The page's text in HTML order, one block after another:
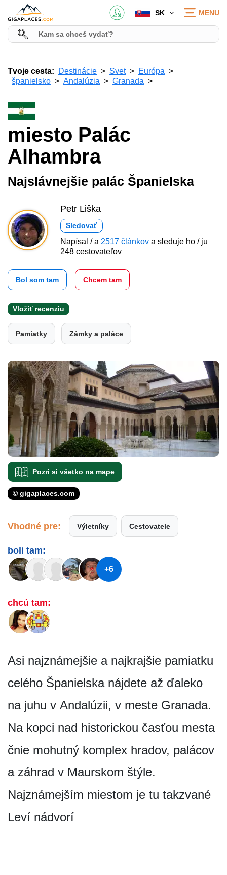
SK MENU
Tvoje cesta: Destinácie Svet
Európa
španielsko
Andalúzia Granada
miesto Palác
Alhambra
Najslávnejšie palác Španielska
Petr Liška
Sledovať
Napísal / a 2517 článkov a sleduje ho / ju
248 cestovateľov
Bol som tam Chcem tam
Vložiť recenziu
Pamiatky Zámky a paláce
Pozri si všetko na mape
© gigaplaces.com
Vhodné pre: Výletníky Cestovatele
boli tam:
+6
chcú tam:
Asi najznámejšie a najkrajšie pamiatku
celého Španielska nájdete až ďaleko
na juhu v Andalúzii, v meste Granada.
Na kopci nad historickou časťou mesta
čnie mohutný komplex hradov, palácov
a záhrad v Maurskom štýle.
Najznámejším miestom je tu takzvané
Leví nádvorí